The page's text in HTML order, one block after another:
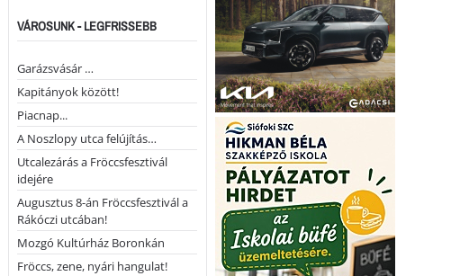
VÁROSUNK - LEGFRISSEBB
Garázsvásár …
Kapitányok között!
Piacnap...
A Noszlopy utca felújítás…
Utcalezárás a Fröccsfesztivál
idejére
Augusztus 8-án Fröccsfesztivál a
Rákóczi utcában!
Mozgó Kultúrház Boronkán
Fröccs, zene, nyári hangulat!